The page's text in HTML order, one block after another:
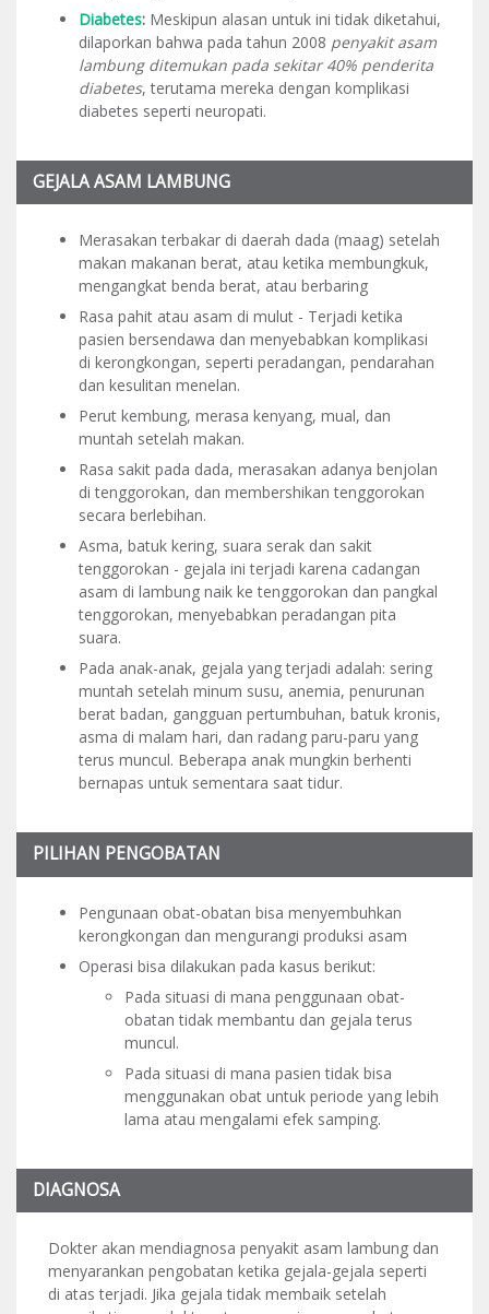
Diabetes: Meskipun alasan untuk ini tidak diketahui,
dilaporkan bahwa pada tahun 2008 penyakit asam
lambung ditemukan pada sekitar 40% penderita
diabetes, terutama mereka dengan komplikasi
diabetes seperti neuropati.
GEJALA ASAM LAMBUNG
Merasakan terbakar di daerah dada (maag) setelah
makan makanan berat, atau ketika membungkuk,
mengangkat benda berat, atau berbaring
Rasa pahit atau asam di mulut - Terjadi ketika
pasien bersendawa dan menyebabkan komplikasi
di kerongkongan, seperti peradangan, pendarahan
dan kesulitan menelan.
Perut kembung, merasa kenyang, mual, dan
muntah setelah makan.
Rasa sakit pada dada, merasakan adanya benjolan
di tenggorokan, dan membershikan tenggorokan
secara berlebihan.
Asma, batuk kering, suara serak dan sakit
tenggorokan - gejala ini terjadi karena cadangan
asam di lambung naik ke tenggorokan dan pangkal
tenggorokan, menyebabkan peradangan pita
suara.
Pada anak-anak, gejala yang terjadi adalah: sering
muntah setelah minum susu, anemia, penurunan
berat badan, gangguan pertumbuhan, batuk kronis,
asma di malam hari, dan radang paru-paru yang
terus muncul. Beberapa anak mungkin berhenti
bernapas untuk sementara saat tidur.
PILIHAN PENGOBATAN
Pengunaan obat-obatan bisa menyembuhkan
kerongkongan dan mengurangi produksi asam
Operasi bisa dilakukan pada kasus berikut:
Pada situasi di mana penggunaan obat-
obatan tidak membantu dan gejala terus
muncul.
Pada situasi di mana pasien tidak bisa
menggunakan obat untuk periode yang lebih
lama atau mengalami efek samping.
DIAGNOSA
Dokter akan mendiagnosa penyakit asam lambung dan
menyarankan pengobatan ketika gejala-gejala seperti
di atas terjadi. Jika gejala tidak membaik setelah